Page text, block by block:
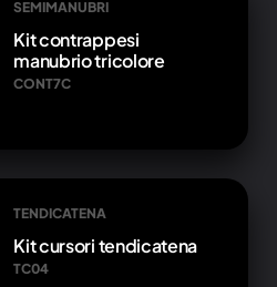
SEMIMANUBRI
Kit contrappesi
manubrio tricolore
CONT7C
TENDICATENA
Kit cursori tendicatena
TC04